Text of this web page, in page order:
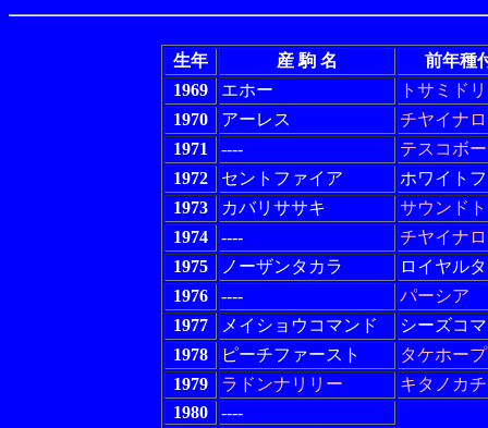
生年 産 駒 名
前年種
1969
エホー
トサミドリ
1970
アーレス
チヤイナ
1971
----
テスコボ
1972
セントファイア
ホワイト
1973
カバリササキ
サウンド
1974
----
チヤイナ
1975
ノーザンタカラ
ロイヤル
1976
----
パーシア
1977
メイショウコマンド
シーズコ
1978
ピーチファースト
タケホープ
1979
ラドンナリリー
キタノカ
1980
----